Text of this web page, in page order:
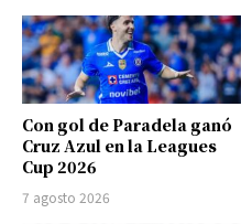
Con gol de Paradela ganó
Cruz Azul en la Leagues
Cup 2026
7 agosto 2026